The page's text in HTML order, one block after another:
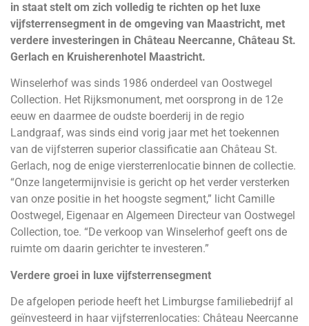
in staat stelt om zich volledig te richten op het luxe
vijfsterrensegment in de omgeving van Maastricht, met
verdere investeringen in Château Neercanne, Château St.
Gerlach en Kruisherenhotel Maastricht.
Winselerhof was sinds 1986 onderdeel van Oostwegel
Collection. Het Rijksmonument, met oorsprong in de 12e
eeuw en daarmee de oudste boerderij in de regio
Landgraaf, was sinds eind vorig jaar met het toekennen
van de vijfsterren superior classificatie aan Château St.
Gerlach, nog de enige viersterrenlocatie binnen de collectie.
“Onze langetermijnvisie is gericht op het verder versterken
van onze positie in het hoogste segment,” licht Camille
Oostwegel, Eigenaar en Algemeen Directeur van Oostwegel
Collection, toe. “De verkoop van Winselerhof geeft ons de
ruimte om daarin gerichter te investeren.”
Verdere groei in luxe vijfsterrensegment
De afgelopen periode heeft het Limburgse familiebedrijf al
geïnvesteerd in haar vijfsterrenlocaties: Château Neercanne